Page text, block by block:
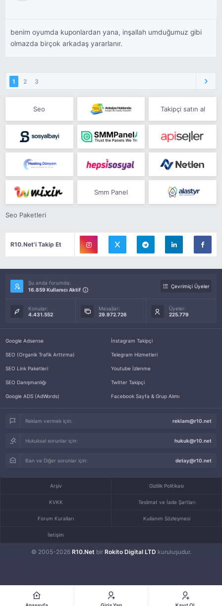
benim oyumda kuponlardan yana, inşallah umduğumuz gibi
olmazda birçok arkadaş yararlanır.
1 2 3
Seo Takipçi satın al
Smm Panel
Seo Paketleri
R10.Net'i Takip Et
Şu anda forumda:
16.859 Kullanıcı Aktif
Çevrimiçi Üyeler
Konular:
4.431.552
Mesajlar:
29.972.726
Üyeler:
225.779
Google Adsense
SEO (Organik Trafik Arttırma)
SEO Link Paketleri
SEO Danışmanlığı
Google ADS (AdWords)
İnstagram Takipçi
Telegram Hizmetleri
Youtube İzlenme
Twitter Takipçi
Facebook Sayfa & Grup Alımı
Reklam vermek için: reklam@r10.net
Hukuksal sorunlar için: hukuk@r10.net
Ban ve Diğer sorunlar için: detay@r10.net
© 2005-2026 R10.Net bir Rokito Digital LTD kuruluşudur.
Arşiv Gizlilik Politikası
KVKK Teslimat ve İade Şartları
Forum Kuralları Kullanım Sözleşmesi
İletişim